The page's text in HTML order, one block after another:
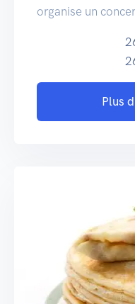
organise un
Plus